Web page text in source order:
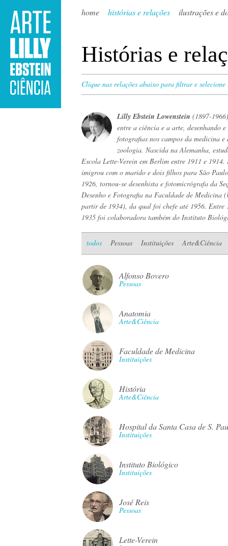
home histórias e relações ilustrações e
Histórias e
Clique nas relações abaixo para filtrar e
Lilly Ebstein Lowenstein (1897-
entre a ciência e a arte, desenhando
fotografias nos campos da medicina e
zoologia. Nascida na Alemanha,
Escola Lette-Verein em Berlim entre 1911 e 1914.
imigrou com o marido e dois filhos para São
1926, tornou-se desenhista e fotomicrógrafa da
Desenho e Fotografia na Faculdade de Medicina
partir de 1934), da qual foi chefe até 1956. Entre
1935 foi colaboradora também do Instituto
todos Pessoas Instituições Arte&Ciência
Alfonso Bovero
Pessoas
Anatomia
Arte&Ciência
Faculdade de Medicina
Instituições
História
Arte&Ciência
Hospital da Santa Casa de S.
Instituições
Instituto Biológico
Instituições
José Reis
Pessoas
Lette-Verein